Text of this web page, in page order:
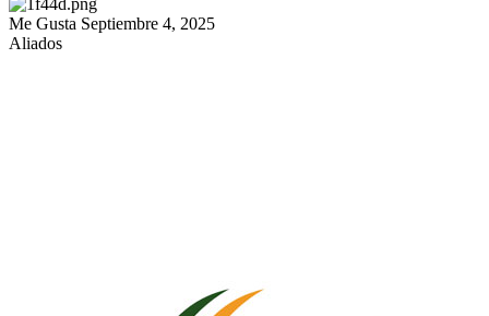
Me Gusta Septiembre 4, 2025
Aliados